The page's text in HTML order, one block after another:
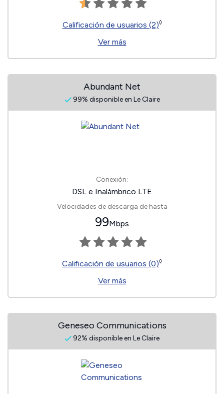
Calificación de usuarios (2)◊
Ver más
Abundant Net
99% disponible en Le Claire
Conexión:
DSL e Inalámbrico LTE
Velocidades de descarga de hasta
99Mbps
Calificación de usuarios (0)◊
Ver más
Geneseo Communications
92% disponible en Le Claire